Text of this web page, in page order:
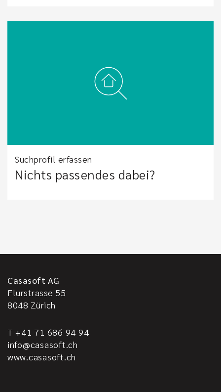
Suchprofil erfassen
Nichts passendes dabei?
Casasoft AG
Flurstrasse 55
8048 Zürich
T +41 71 686 94 94
info@casasoft.ch
www.casasoft.ch